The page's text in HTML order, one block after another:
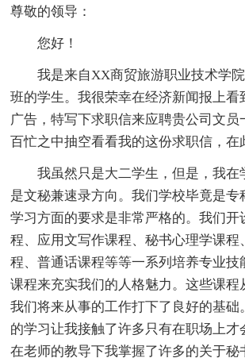
尊敬的领导：
您好！
我是来自XX商贸旅游职业技术学院
班的学生。我很荣幸在经济新闻报上看
广告，特写下求职信来应聘贵公司文员
百忙之中抽空看看我的这份求职信，在
我虽然只是大二学生，但是，我在
是文秘兼速录方向。我们学校毕竟是专
学习方面的要求是非常严格的。我们开
程、应用文写作课程、秘书心理学课程
程、普通话课程等等一系列培养专业技
课程来充实我们的人格魅力。这些课程
我们将来从事的工作打下了良好的基础
的学习让我接触了许多只有在职场上才
在老师的教导下我掌握了许多的关于秘